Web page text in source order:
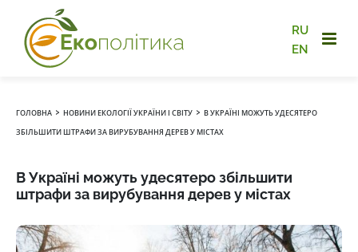
RU
EN
ГОЛОВНА › НОВИНИ ЕКОЛОГІЇ УКРАЇНИ І СВІТУ › В УКРАЇНІ МОЖУТЬ УДЕСЯТЕРО
ЗБІЛЬШИТИ ШТРАФИ ЗА ВИРУБУВАННЯ ДЕРЕВ У МІСТАХ
В Україні можуть удесятеро збільшити
штрафи за вирубування дерев у містах